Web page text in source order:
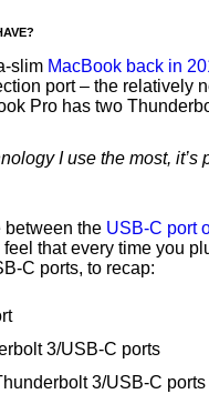
slim MacBook back in
port – the relatively
Pro has two
I use the most,
between the USB-C port
that every time you
C ports, to recap:
3/USB-C ports
3/USB-C ports